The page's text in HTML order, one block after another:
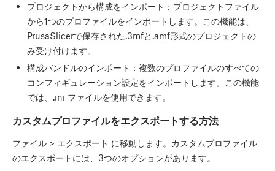
プロジェクトから構成をインポート：プロジェクトファイル
から1つのプロファイルをインポートします。この機能は、
PrusaSlicerで保存された.3mfと.amf形式のプロジェクトの
み受け付けます。
構成バンドルのインポート：複数のプロファイルのすべての
コンフィギュレーション設定をインポートします。この機能
では、.ini ファイルを使用できます。
カスタムプロファイルをエクスポートする方法
ファイル > エクスポート に移動します。カスタムプロファイル
のエクスポートには、3つのオプションがあります。